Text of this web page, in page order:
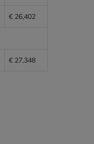
€ 26,402
€ 27,348